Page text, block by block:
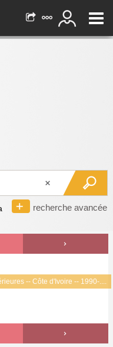
recherche avancée
-- Côte d'Ivoire -- 1990-....